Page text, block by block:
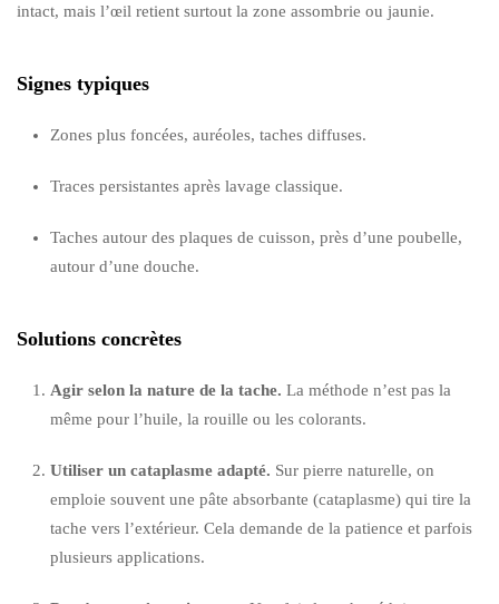
intact, mais l’œil retient surtout la zone assombrie ou jaunie.
Signes typiques
Zones plus foncées, auréoles, taches diffuses.
Traces persistantes après lavage classique.
Taches autour des plaques de cuisson, près d’une poubelle,
autour d’une douche.
Solutions concrètes
Agir selon la nature de la tache. La méthode n’est pas la
même pour l’huile, la rouille ou les colorants.
Utiliser un cataplasme adapté. Sur pierre naturelle, on
emploie souvent une pâte absorbante (cataplasme) qui tire la
tache vers l’extérieur. Cela demande de la patience et parfois
plusieurs applications.